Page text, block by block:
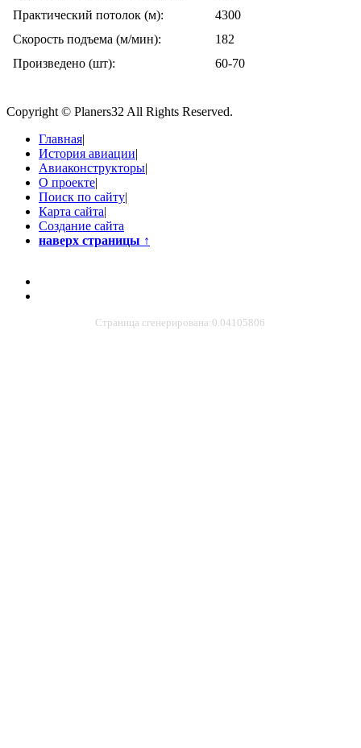
Практический потолок (м):
4300
Скорость подъема (м/мин):
182
Произведено (шт):
60-70
Copyright © Planers32 All Rights Reserved.
Главная|
История авиации|
Авиаконструкторы|
О проекте|
Поиск по сайту|
Карта сайта|
Создание сайта
наверх страницы ↑
Страница сгенерирована:0.04105806